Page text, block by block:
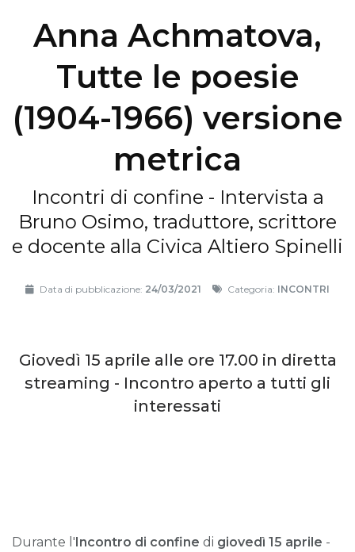
Anna Achmatova,
Tutte le poesie
(1904-1966) versione
metrica
Incontri di confine - Intervista a
Bruno Osimo, traduttore, scrittore
e docente alla Civica Altiero Spinelli
Data di pubblicazione: 24/03/2021 Categoria: INCONTRI
Giovedì 15 aprile alle ore 17.00 in diretta
streaming - Incontro aperto a tutti gli
interessati
Durante l'Incontro di confine di giovedì 15 aprile -